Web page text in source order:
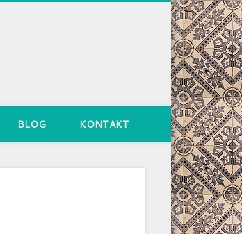
BLOG KONTAKT